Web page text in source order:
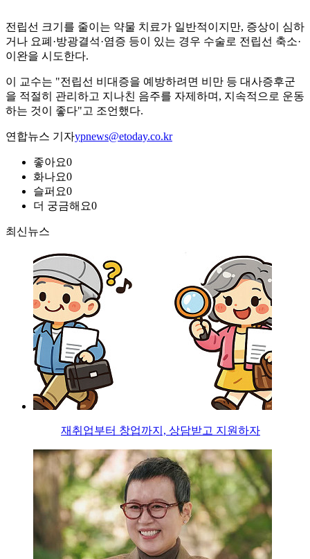
전립선 크기를 줄이는 약물 치료가 일반적이지만, 증상이 심하
거나 요폐·방광결석·염증 등이 있는 경우 수술로 전립선 축소·
이완을 시도한다.
이 교수는 "전립선 비대증을 예방하려면 비만 등 대사증후군
을 적절히 관리하고 지나친 음주를 자제하며, 지속적으로 운동
하는 것이 좋다"고 조언했다.
연합뉴스 기자ypnews@etoday.co.kr
좋아요0
화나요0
슬퍼요0
더 궁금해요0
최신뉴스
재취업부터 창업까지, 상담받고 지원하자